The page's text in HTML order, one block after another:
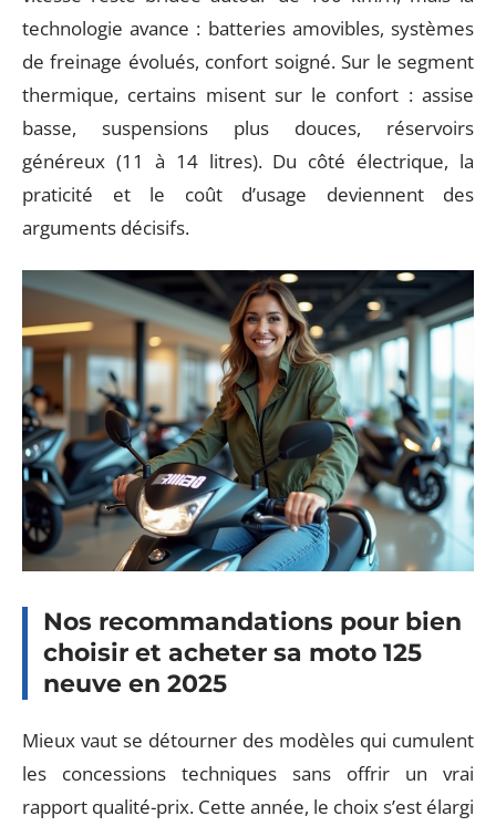
technologie avance : batteries amovibles, systèmes
de freinage évolués, confort soigné. Sur le segment
thermique, certains misent sur le confort : assise
basse, suspensions plus douces, réservoirs
généreux (11 à 14 litres). Du côté électrique, la
praticité et le coût d’usage deviennent des
arguments décisifs.
Nos recommandations pour bien
choisir et acheter sa moto 125
neuve en 2025
Mieux vaut se détourner des modèles qui cumulent
les concessions techniques sans offrir un vrai
rapport qualité-prix. Cette année, le choix s’est élargi